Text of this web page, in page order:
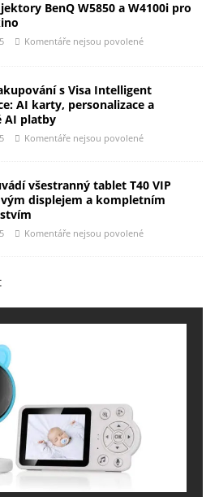
BenQ W5850 a W4100i pro
Komentáře nejsou povolené
s Visa Intelligent
AI karty, personalizace a
AI platby
Komentáře nejsou povolené
všestranný tablet T40 VIP
displejem a kompletním
Komentáře nejsou povolené